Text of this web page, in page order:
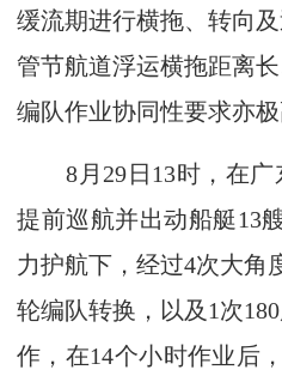
缓流期进行横拖、转向
管节航道浮运横拖距离
编队作业协同性要求亦极
8月29日13时，在广
提前巡航并出动船艇13
力护航下，经过4次大角
轮编队转换，以及1次
作，在14个小时作业后